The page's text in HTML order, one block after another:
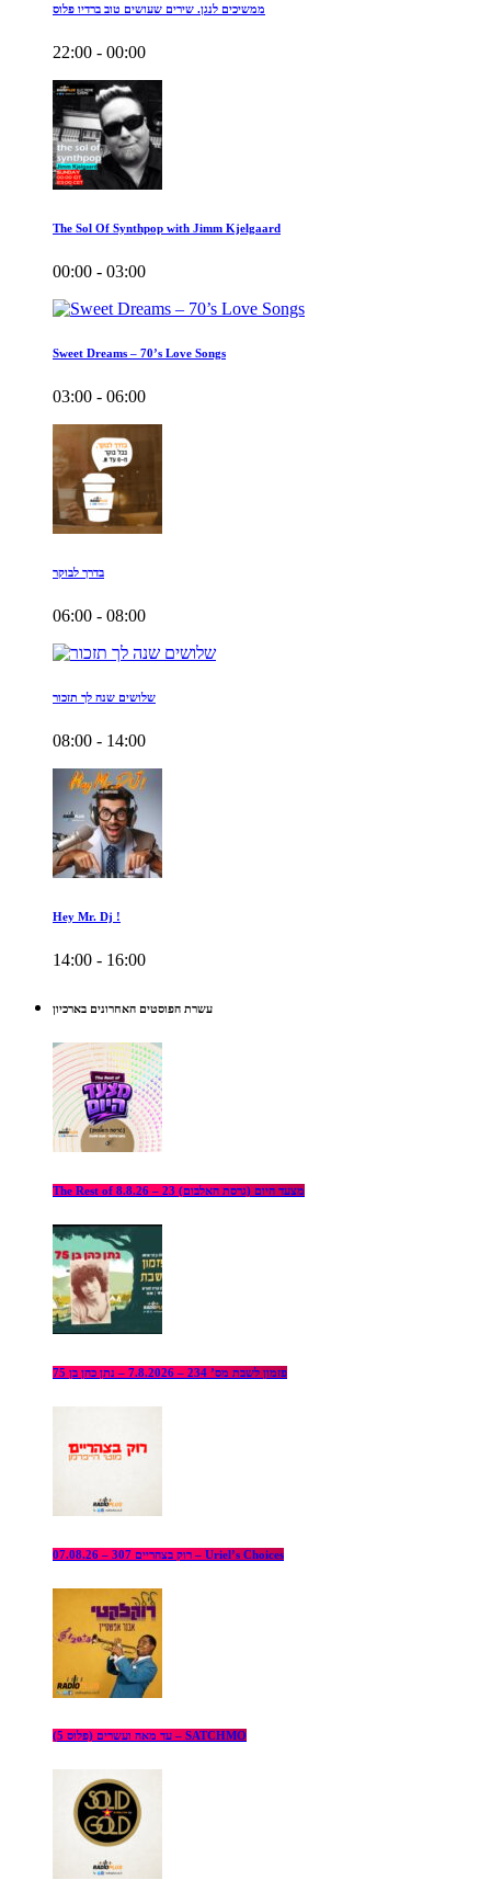
ממשיכים לנגן. שירים שעושים טוב ברדיו פלוס
22:00 - 00:00
The Sol Of Synthpop with Jimm Kjelgaard
00:00 - 03:00
Sweet Dreams – 70’s Love Songs
03:00 - 06:00
בדרך לבוקר
06:00 - 08:00
שלושים שנה לך תזכור
08:00 - 14:00
Hey Mr. Dj !
14:00 - 16:00
עשרת הפוסטים האחרונים בארכיון
The Rest of מצעד היום (גרסת האלבום) 23 – 8.8.26
פזמון לשבת מס’ 234 – 7.8.2026 – נתן כהן בן 75
רוק בצהריים 307 – 07.08.26 – Uriel’s Choices
עד מאה ועשרים (פלוס 5) – SATCHMO